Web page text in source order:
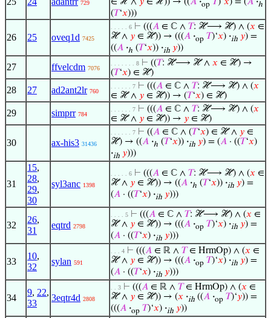
729 op ℎ
(𝑇‘𝑥)))
26 25 oveq1d 7425
. . . . . 6 ⊢ (((𝐴 ∈ ℂ ∧ 𝑇: ℋ⟶ ℋ) ∧ (𝑥 ∈
ℋ ∧ 𝑦 ∈ ℋ)) → (((𝐴 ·op 𝑇)‘𝑥) ·ih 𝑦) =
((𝐴 ·ℎ (𝑇‘𝑥)) ·ih 𝑦))
27 ffvelcdm 7076
. . . . . . . 8 ⊢ ((𝑇: ℋ⟶ ℋ ∧ 𝑥 ∈ ℋ) →
(𝑇‘𝑥) ∈ ℋ)
28 27 ad2ant2lr 760
. . . . . . 7 ⊢ (((𝐴 ∈ ℂ ∧ 𝑇: ℋ⟶ ℋ) ∧ (𝑥
∈ ℋ ∧ 𝑦 ∈ ℋ)) → (𝑇‘𝑥) ∈ ℋ)
29 simprr 784
. . . . . . 7 ⊢ (((𝐴 ∈ ℂ ∧ 𝑇: ℋ⟶ ℋ) ∧ (𝑥
∈ ℋ ∧ 𝑦 ∈ ℋ)) → 𝑦 ∈ ℋ)
30 ax-his3 31436
. . . . . . 7 ⊢ ((𝐴 ∈ ℂ ∧ (𝑇‘𝑥) ∈ ℋ ∧ 𝑦 ∈
ℋ) → ((𝐴 ·ℎ (𝑇‘𝑥)) ·ih 𝑦) = (𝐴 · ((𝑇‘𝑥)
·ih 𝑦)))
31
15,
28,
29,
30
syl3anc 1398
. . . . . 6 ⊢ (((𝐴 ∈ ℂ ∧ 𝑇: ℋ⟶ ℋ) ∧ (𝑥 ∈
ℋ ∧ 𝑦 ∈ ℋ)) → ((𝐴 ·ℎ (𝑇‘𝑥)) ·ih 𝑦) =
(𝐴 · ((𝑇‘𝑥) ·ih 𝑦)))
32
26,
31
eqtrd 2798
. . . . 5 ⊢ (((𝐴 ∈ ℂ ∧ 𝑇: ℋ⟶ ℋ) ∧ (𝑥 ∈
ℋ ∧ 𝑦 ∈ ℋ)) → (((𝐴 ·op 𝑇)‘𝑥) ·ih 𝑦) =
(𝐴 · ((𝑇‘𝑥) ·ih 𝑦)))
33
10,
32
sylan 591
. . . 4 ⊢ (((𝐴 ∈ ℝ ∧ 𝑇∈ HrmOp) ∧ (𝑥 ∈
ℋ ∧ 𝑦 ∈ ℋ)) → (((𝐴 ·op 𝑇)‘𝑥) ·ih 𝑦) =
(𝐴 · ((𝑇‘𝑥) ·ih 𝑦)))
34
9, 22,
33
3eqtr4d 2808
. . 3 ⊢ (((𝐴 ∈ ℝ ∧ 𝑇∈ HrmOp) ∧ (𝑥 ∈
ℋ ∧ 𝑦 ∈ ℋ)) → (𝑥 ·ih ((𝐴 ·op 𝑇)‘𝑦)) =
(((𝐴 ·op 𝑇)‘𝑥) ·ih 𝑦))